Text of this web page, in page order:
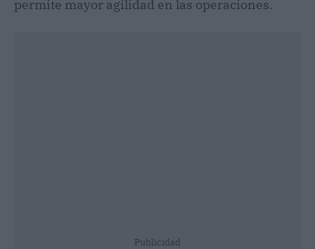
permite mayor agilidad en las operaciones.
Publicidad